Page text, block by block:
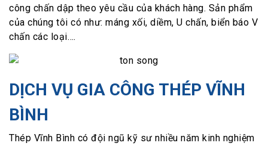
công chấn dập theo yêu cầu của khách hàng. Sản phẩm
của chúng tôi có như: máng xối, diềm, U chấn, biển báo V
chấn các loại….
DỊCH VỤ GIA CÔNG THÉP VĨNH
BÌNH
Thép Vĩnh Bình có đội ngũ kỹ sư nhiều năm kinh nghiệm